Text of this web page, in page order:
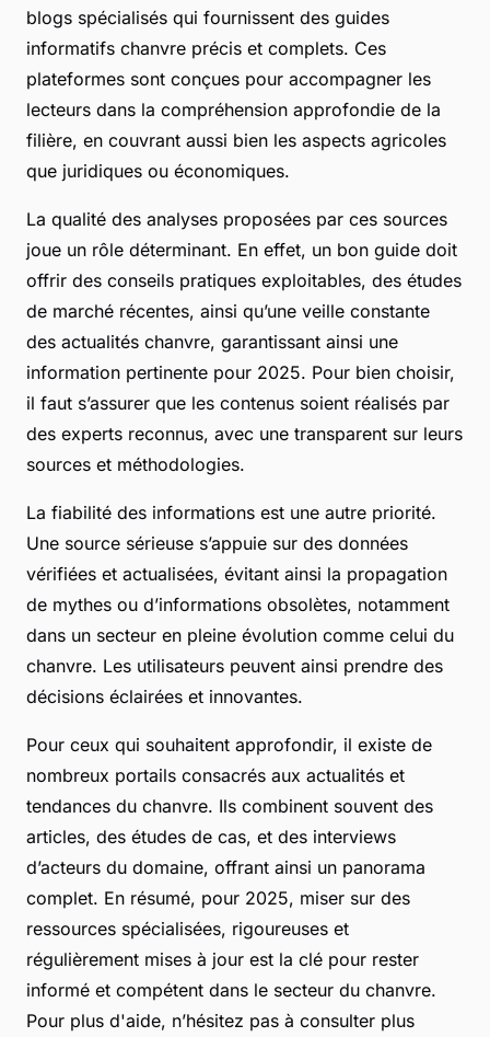
blogs spécialisés qui fournissent des guides
informatifs chanvre précis et complets. Ces
plateformes sont conçues pour accompagner les
lecteurs dans la compréhension approfondie de la
filière, en couvrant aussi bien les aspects agricoles
que juridiques ou économiques.
La qualité des analyses proposées par ces sources
joue un rôle déterminant. En effet, un bon guide doit
offrir des conseils pratiques exploitables, des études
de marché récentes, ainsi qu’une veille constante
des actualités chanvre, garantissant ainsi une
information pertinente pour 2025. Pour bien choisir,
il faut s’assurer que les contenus soient réalisés par
des experts reconnus, avec une transparent sur leurs
sources et méthodologies.
La fiabilité des informations est une autre priorité.
Une source sérieuse s’appuie sur des données
vérifiées et actualisées, évitant ainsi la propagation
de mythes ou d’informations obsolètes, notamment
dans un secteur en pleine évolution comme celui du
chanvre. Les utilisateurs peuvent ainsi prendre des
décisions éclairées et innovantes.
Pour ceux qui souhaitent approfondir, il existe de
nombreux portails consacrés aux actualités et
tendances du chanvre. Ils combinent souvent des
articles, des études de cas, et des interviews
d’acteurs du domaine, offrant ainsi un panorama
complet. En résumé, pour 2025, miser sur des
ressources spécialisées, rigoureuses et
régulièrement mises à jour est la clé pour rester
informé et compétent dans le secteur du chanvre.
Pour plus d'aide, n’hésitez pas à consulter plus